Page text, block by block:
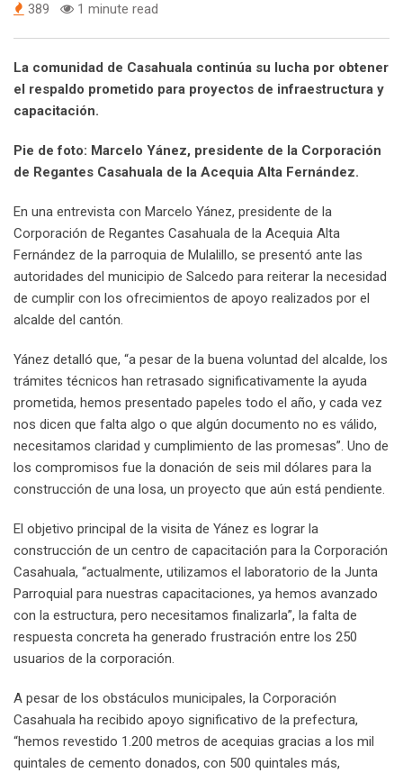
389 1 minute read
La comunidad de Casahuala continúa su lucha por obtener
el respaldo prometido para proyectos de infraestructura y
capacitación.
Pie de foto: Marcelo Yánez, presidente de la Corporación
de Regantes Casahuala de la Acequia Alta Fernández.
En una entrevista con Marcelo Yánez, presidente de la
Corporación de Regantes Casahuala de la Acequia Alta
Fernández de la parroquia de Mulalillo, se presentó ante las
autoridades del municipio de Salcedo para reiterar la necesidad
de cumplir con los ofrecimientos de apoyo realizados por el
alcalde del cantón.
Yánez detalló que, “a pesar de la buena voluntad del alcalde, los
trámites técnicos han retrasado significativamente la ayuda
prometida, hemos presentado papeles todo el año, y cada vez
nos dicen que falta algo o que algún documento no es válido,
necesitamos claridad y cumplimiento de las promesas”. Uno de
los compromisos fue la donación de seis mil dólares para la
construcción de una losa, un proyecto que aún está pendiente.
El objetivo principal de la visita de Yánez es lograr la
construcción de un centro de capacitación para la Corporación
Casahuala, “actualmente, utilizamos el laboratorio de la Junta
Parroquial para nuestras capacitaciones, ya hemos avanzado
con la estructura, pero necesitamos finalizarla”, la falta de
respuesta concreta ha generado frustración entre los 250
usuarios de la corporación.
A pesar de los obstáculos municipales, la Corporación
Casahuala ha recibido apoyo significativo de la prefectura,
“hemos revestido 1.200 metros de acequias gracias a los mil
quintales de cemento donados, con 500 quintales más,